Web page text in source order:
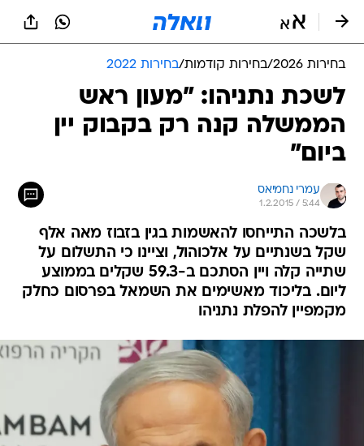
בחירות 2026 /בחירות קודמות/בחירות 2022
לשכת נתניהו: "מעון ראש
הממשלה קנה רק בקבוק יין
ביום"
עמרי נחמיאס
1.2.2015 / 5:44
בלשכה התייחסו להאשמות בגין בזבוז מאה אלף
שקל בשנתיים על אלכוהול, וציינו כי התשלום על
שתייה קלה ויין הסתכם ב-59.3 שקלים בממוצע
ליום. בליכוד מאשימים את השמאל בפרסום כחלק
מקמפיין להפלת נתניהו